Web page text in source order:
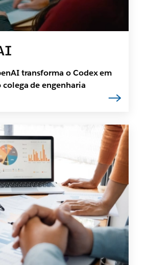
transforma o Codex em
de engenharia